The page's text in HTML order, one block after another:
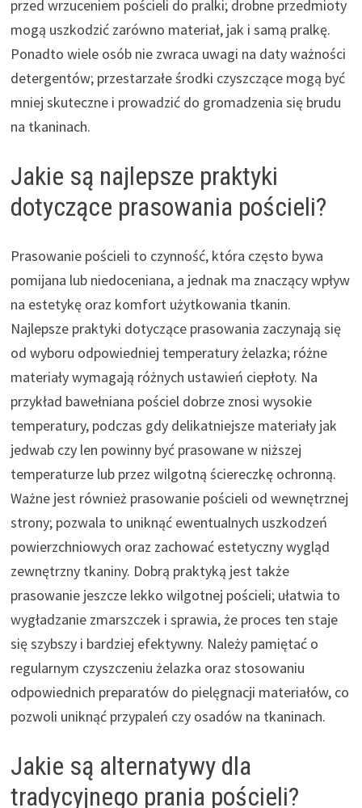
przed wrzuceniem pościeli do pralki; drobne przedmioty
mogą uszkodzić zarówno materiał, jak i samą pralkę.
Ponadto wiele osób nie zwraca uwagi na daty ważności
detergentów; przestarzałe środki czyszczące mogą być
mniej skuteczne i prowadzić do gromadzenia się brudu
na tkaninach.
Jakie są najlepsze praktyki
dotyczące prasowania pościeli?
Prasowanie pościeli to czynność, która często bywa
pomijana lub niedoceniana, a jednak ma znaczący wpływ
na estetykę oraz komfort użytkowania tkanin.
Najlepsze praktyki dotyczące prasowania zaczynają się
od wyboru odpowiedniej temperatury żelazka; różne
materiały wymagają różnych ustawień ciepłoty. Na
przykład bawełniana pościel dobrze znosi wysokie
temperatury, podczas gdy delikatniejsze materiały jak
jedwab czy len powinny być prasowane w niższej
temperaturze lub przez wilgotną ściereczkę ochronną.
Ważne jest również prasowanie pościeli od wewnętrznej
strony; pozwala to uniknąć ewentualnych uszkodzeń
powierzchniowych oraz zachować estetyczny wygląd
zewnętrzny tkaniny. Dobrą praktyką jest także
prasowanie jeszcze lekko wilgotnej pościeli; ułatwia to
wygładzanie zmarszczek i sprawia, że proces ten staje
się szybszy i bardziej efektywny. Należy pamiętać o
regularnym czyszczeniu żelazka oraz stosowaniu
odpowiednich preparatów do pielęgnacji materiałów, co
pozwoli uniknąć przypaleń czy osadów na tkaninach.
Jakie są alternatywy dla
tradycyjnego prania pościeli?